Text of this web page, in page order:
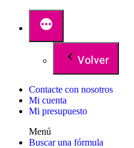
Volver
Contacte con nosotros
Mi cuenta
Mi presupuesto
Menú
Buscar una fórmula